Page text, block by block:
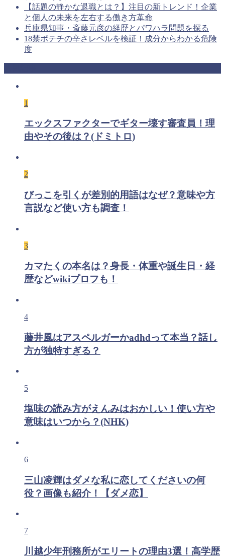
【話題の静かな退職とは？】注目の新トレンド！企業
と個人の未来を左右する働き方革命
兵庫県知事・斎藤元彦の経歴とパワハラ問題を探る
18禁ポテチの辛さレベルを検証！成分からわかる危険
度
1
エックスファクターでギター壊す審査員！理
由やその後は？(ドミトロ)
2
びっこを引くが差別的用語はなぜ？意味や方
言説など使い方も調査！
3
カマたくの本名は？身長・体重や誕生日・経
歴などwikiプロフも！
4
藤井風はアスペルガーかadhdって本当？話し
方が独特すぎる？
5
塩味の読み方がえんみはおかしい！使い方や
意味はいつから？(NHK)
6
三山凌輝はダメな私に恋してくださいの何
役？画像も紹介！【ダメ恋】
7
川越少年刑務所がエリートの理由3選！高学歴